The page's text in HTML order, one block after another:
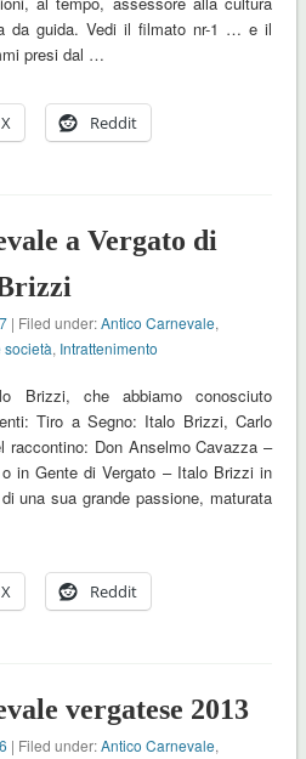
da guida. Vedi il filmato nr-1 … e il
presi dal …
X Reddit
a Vergato di
| Filed under:Antico Carnevale,
società, Intrattenimento
Brizzi, che abbiamo conosciuto
Tiro a Segno: Italo Brizzi, Carlo
raccontino: Don Anselmo Cavazza –
in Gente di Vergato – Italo Brizzi in
una sua grande passione, maturata
X Reddit
vergatese 2013
| Filed under:Antico Carnevale,